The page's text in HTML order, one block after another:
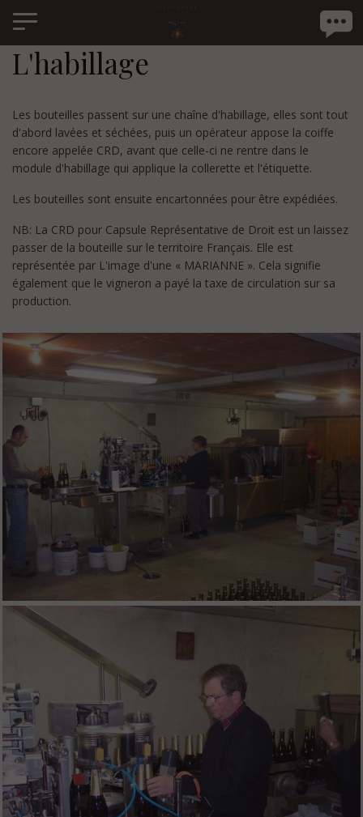
L'habillage
Les bouteilles passent sur une chaîne d'habillage, elles sont tout
d'abord lavées et séchées, puis un opérateur appose la coiffe
encore appelée CRD, avant que celle-ci ne rentre dans le
module d'habillage qui applique la collerette et l'étiquette.
Les bouteilles sont ensuite encartonnées pour être expédiées.
NB: La CRD pour Capsule Représentative de Droit est un laissez
passer de la bouteille sur le territoire Français. Elle est
représentée par L'image d'une « MARIANNE ». Cela signifie
également que le vigneron a payé la taxe de circulation sur sa
production.